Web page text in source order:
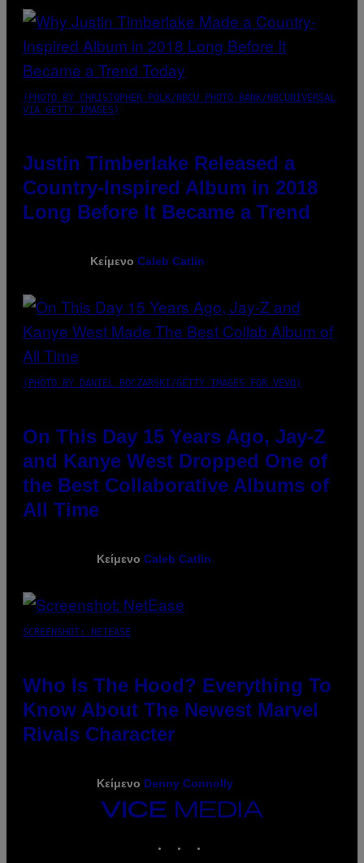
(PHOTO BY CHRISTOPHER POLK/NBCU PHOTO BANK/NBCUNIVERSAL
VIA GETTY IMAGES)
Justin Timberlake Released a
Country-Inspired Album in 2018
Long Before It Became a Trend
Κείμενο Caleb Catlin
(PHOTO BY DANIEL BOCZARSKI/GETTY IMAGES FOR VEVO)
On This Day 15 Years Ago, Jay-Z
and Kanye West Dropped One of
the Best Collaborative Albums of
All Time
Κείμενο Caleb Catlin
SCREENSHOT: NETEASE
Who Is The Hood? Everything To
Know About The Newest Marvel
Rivals Character
Κείμενο Denny Connolly
VICE